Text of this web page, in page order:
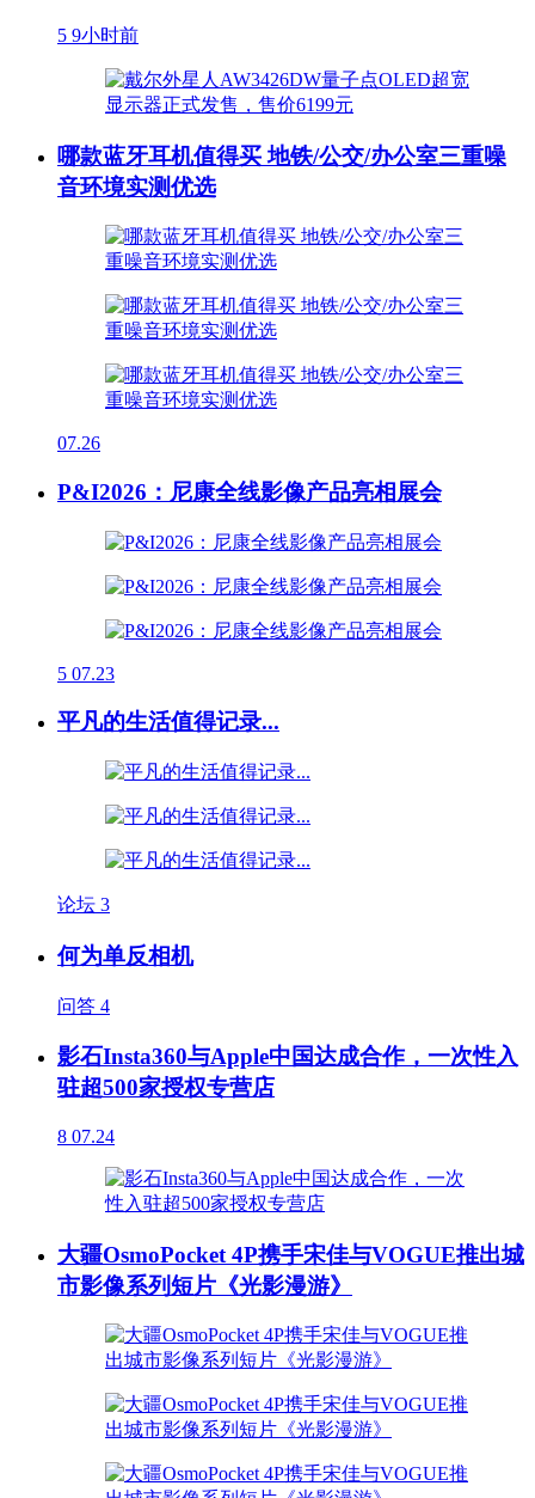
5 9小时前
哪款蓝牙耳机值得买 地铁/公交/办公室三重噪
音环境实测优选
07.26
P&I2026：尼康全线影像产品亮相展会
5 07.23
平凡的生活值得记录...
论坛 3
何为单反相机
问答 4
影石Insta360与Apple中国达成合作，一次性入
驻超500家授权专营店
8 07.24
大疆OsmoPocket 4P携手宋佳与VOGUE推出城
市影像系列短片《光影漫游》